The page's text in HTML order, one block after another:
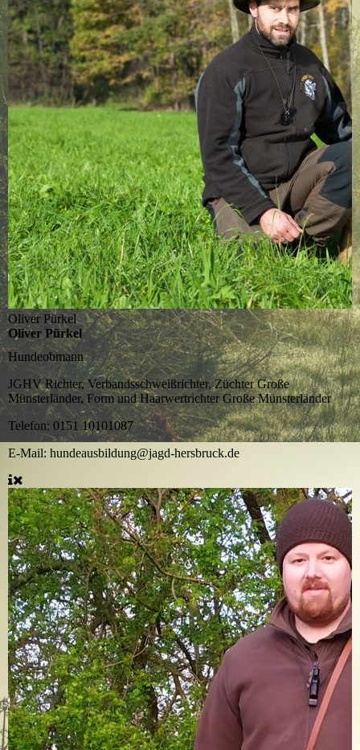
Oliver Pürkel
Oliver Pürkel
Hundeobmann
JGHV Richter, Verbandsschweißrichter, Züchter Große
Münsterländer, Form und Haarwertrichter Große Münsterländer
Telefon: 0151 10101087
E-Mail: hundeausbildung@jagd-hersbruck.de